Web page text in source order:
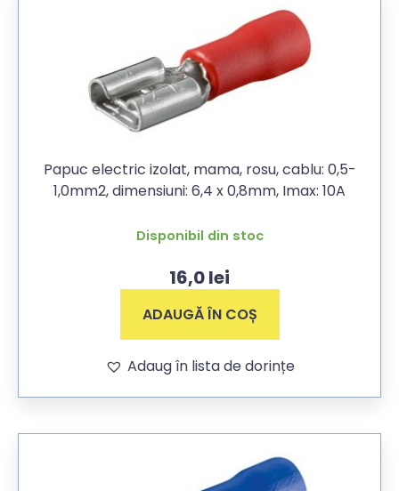
Papuc electric izolat, mama, rosu, cablu: 0,5-
1,0mm2, dimensiuni: 6,4 x 0,8mm, Imax: 10A
Disponibil din stoc
16,0lei
ADAUGĂ ÎN COȘ
Adaug în lista de dorințe